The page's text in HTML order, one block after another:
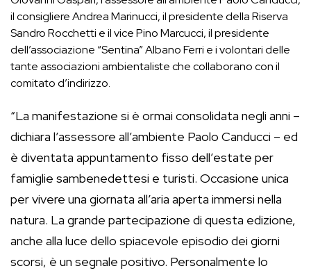
il consigliere Andrea Marinucci, il presidente della Riserva
Sandro Rocchetti e il vice Pino Marcucci, il presidente
dell’associazione “Sentina” Albano Ferri e i volontari delle
tante associazioni ambientaliste che collaborano con il
comitato d’indirizzo.
“La manifestazione si è ormai consolidata negli anni –
dichiara l’assessore all’ambiente Paolo Canducci – ed
è diventata appuntamento fisso dell’estate per
famiglie sambenedettesi e turisti. Occasione unica
per vivere una giornata all’aria aperta immersi nella
natura. La grande partecipazione di questa edizione,
anche alla luce dello spiacevole episodio dei giorni
scorsi, è un segnale positivo. Personalmente lo